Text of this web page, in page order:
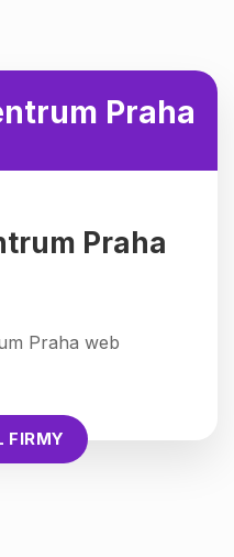
Praha
Praha
Praha web
FIRMY